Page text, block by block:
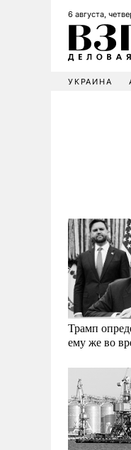
6 августа,
УКРАИНА
Трамп
ему же во